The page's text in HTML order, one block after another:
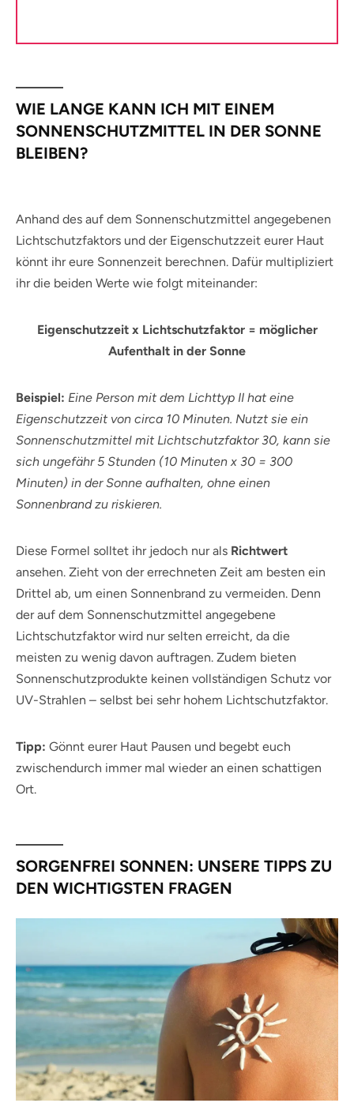
WIE LANGE KANN ICH MIT EINEM
SONNENSCHUTZMITTEL IN DER SONNE
BLEIBEN?
Anhand des auf dem Sonnenschutzmittel angegebenen
Lichtschutzfaktors und der Eigenschutzzeit eurer Haut
könnt ihr eure Sonnenzeit berechnen. Dafür multipliziert
ihr die beiden Werte wie folgt miteinander:
Eigenschutzzeit x Lichtschutzfaktor = möglicher
Aufenthalt in der Sonne
Beispiel: Eine Person mit dem Lichttyp II hat eine
Eigenschutzzeit von circa 10 Minuten. Nutzt sie ein
Sonnenschutzmittel mit Lichtschutzfaktor 30, kann sie
sich ungefähr 5 Stunden (10 Minuten x 30 = 300
Minuten) in der Sonne aufhalten, ohne einen
Sonnenbrand zu riskieren.
Diese Formel solltet ihr jedoch nur als Richtwert
ansehen. Zieht von der errechneten Zeit am besten ein
Drittel ab, um einen Sonnenbrand zu vermeiden. Denn
der auf dem Sonnenschutzmittel angegebene
Lichtschutzfaktor wird nur selten erreicht, da die
meisten zu wenig davon auftragen. Zudem bieten
Sonnenschutzprodukte keinen vollständigen Schutz vor
UV-Strahlen – selbst bei sehr hohem Lichtschutzfaktor.
Tipp: Gönnt eurer Haut Pausen und begebt euch
zwischendurch immer mal wieder an einen schattigen
Ort.
SORGENFREI SONNEN: UNSERE TIPPS ZU
DEN WICHTIGSTEN FRAGEN